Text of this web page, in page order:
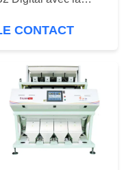
CONTACT